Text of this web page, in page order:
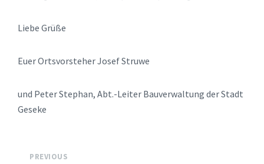
Liebe Grüße
Euer Ortsvorsteher Josef Struwe
und Peter Stephan, Abt.-Leiter Bauverwaltung der Stadt
Geseke
PREVIOUS